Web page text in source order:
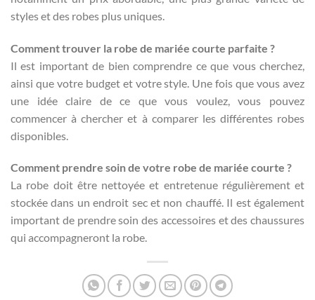
styles et des robes plus uniques.
Comment trouver la robe de mariée courte parfaite ?
Il est important de bien comprendre ce que vous cherchez,
ainsi que votre budget et votre style. Une fois que vous avez
une idée claire de ce que vous voulez, vous pouvez
commencer à chercher et à comparer les différentes robes
disponibles.
Comment prendre soin de votre robe de mariée courte ?
La robe doit être nettoyée et entretenue régulièrement et
stockée dans un endroit sec et non chauffé. Il est également
important de prendre soin des accessoires et des chaussures
qui accompagneront la robe.